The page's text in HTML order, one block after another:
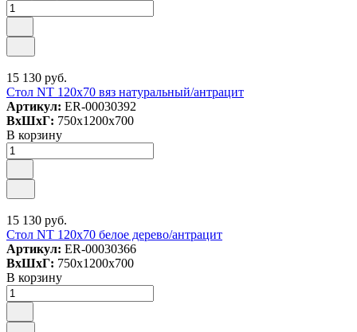
15 130 руб.
Стол NT 120x70 вяз натуральный/антрацит
Артикул: ER-00030392
ВxШxГ: 750x1200x700
В корзину
15 130 руб.
Стол NT 120x70 белое дерево/антрацит
Артикул: ER-00030366
ВxШxГ: 750x1200x700
В корзину